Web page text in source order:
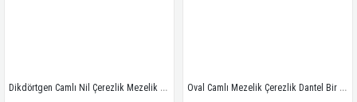
Dikdörtgen Camlı Nil Çerezlik Mezelik Servis Oval Camlı Mezelik Çerezlik Dantel Bir Desen